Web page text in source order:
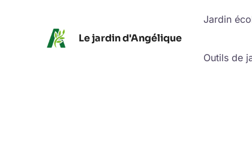
Le jardin d'Angélique
Jardin
Outils de